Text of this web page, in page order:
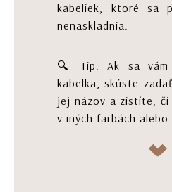
kabeliek, ktoré sa
nenaskladnia.
🔍 Tip: Ak sa vám
kabelka, skúste
jej názov a zistíte,
v iných farbách